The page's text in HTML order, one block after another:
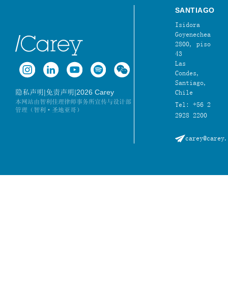
隐私声明|免责声明|2026 Carey
本网站由智利佳理律师事务所宣传与设计部
管理（智利·圣地亚哥）
SANTIAGO
Isidora
Goyenechea
2800, piso
43
Las
Condes,
Santiago,
Chile
Tel: +56 2
2928 2200